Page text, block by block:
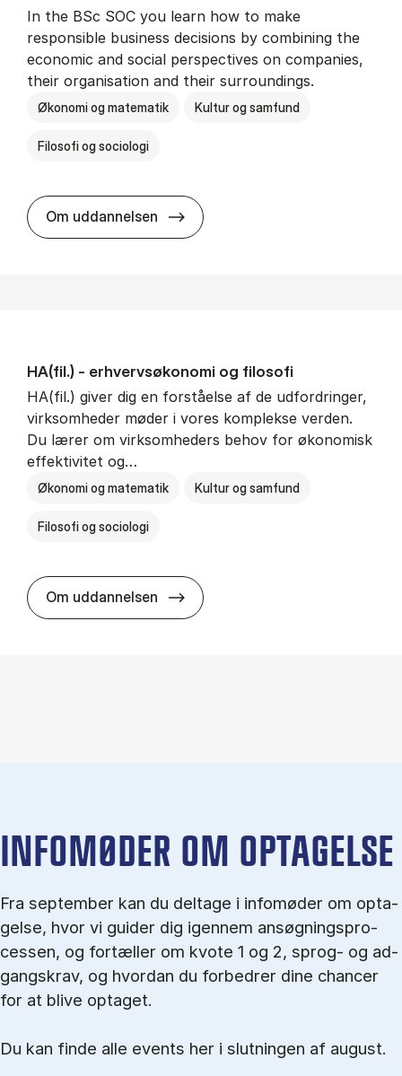
In the BSc SOC you learn how to make
responsible business decisions by combining the
economic and social perspectives on companies,
their organisation and their surroundings.
Økonomi og matematik Kultur og samfund
Filosofi og sociologi
Om uddannelsen BSc in Busi­ness Ad­min­is­tra­tion
HA(fil.) - erhvervs­økonomi og fi­lo­so­fi
HA(fil.) giver dig en forståelse af de udfordringer,
virksomheder møder i vores komplekse verden.
Du lærer om virksomheders behov for økonomisk
effektivitet og…
Økonomi og matematik Kultur og samfund
Filosofi og sociologi
Om uddannelsen HA(fil.) - erhvervs­økonomi og
IN­FO­MØ­DER OM OP­TA­GEL­SE
Fra september kan du del­tage i in­fo­mø­der om op­ta­
gel­se, hvor vi gu­i­der dig igen­nem an­søg­nings­pro­
ces­sen, og for­tæl­ler om kvo­te 1 og 2, sprog- og ad­
gangs­krav, og hvordan du forbedrer dine chancer
for at blive optaget.
Du kan finde alle events her i slutningen af august.